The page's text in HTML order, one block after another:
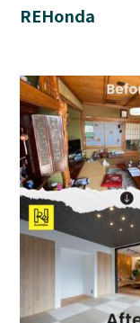
REHonda